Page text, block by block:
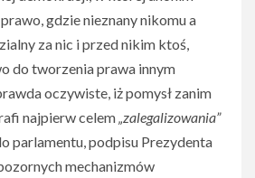
gdzie nieznany nikomu a
za nic i przed nikim ktoś,
do tworzenia prawa innym
oczywiste, iż pomysł zanim
najpierw celem„zalegalizowania”
parlamentu, podpisu Prezydenta
mechanizmów